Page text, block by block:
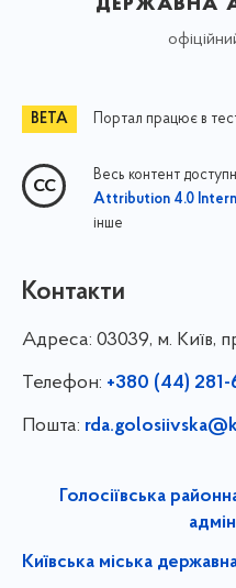
Портал працює в
Весь контент
Attribution 4.0
інше
Контакти
Адреса: 03039, м. Київ,
Телефон: +380 (44) 281-
Пошта:
Голосіївська
Київська міська